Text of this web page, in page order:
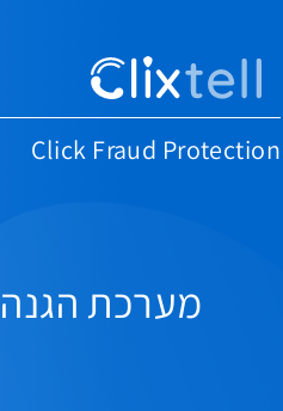
Click Fraud Protection
מערכת